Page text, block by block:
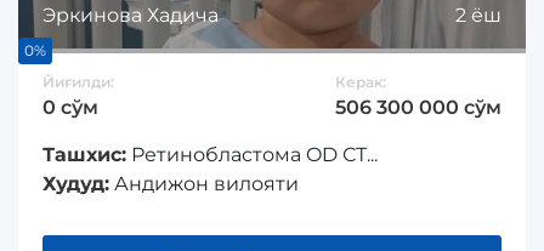
Эркинова Хадича 2 ёш
0%
Йиғилди:
0 сўм
Керак:
506 300 000 сўм
Ташхис: Ретинобластома OD СТ...
Худуд: Андижон вилояти